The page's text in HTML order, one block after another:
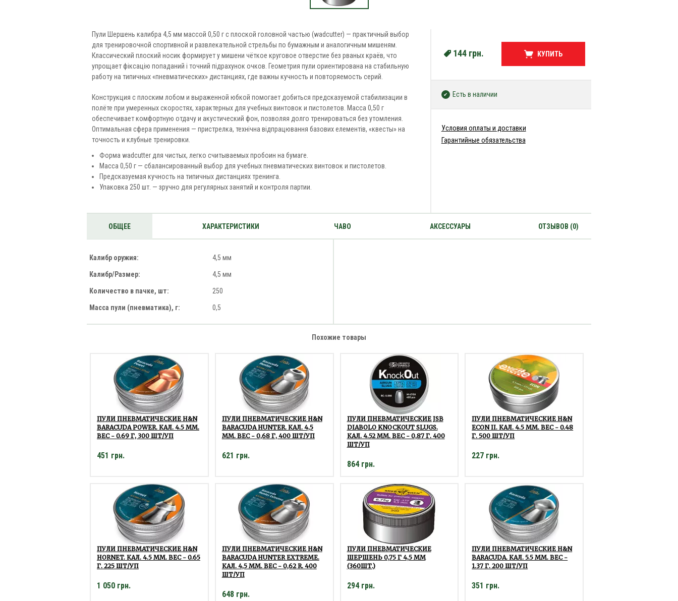
Пули Шершень калибра 4,5 мм массой 0,50 г с плоской головной частью (wadcutter) — практичный выбор
для тренировочной спортивной и развлекательной стрельбы по бумажным и аналогичным мишеням.
Классический плоский носик формирует у мишени чёткое круговое отверстие без рваных краёв, что
упрощает фіксацію попаданий і точний підрахунок очков. Геометрия пули ориентирована на стабильную
работу на типичных «пневматических» дистанциях, где важны кучность и повторяемость серий.
Конструкция с плоским лобом и выраженной юбкой помогает добиться предсказуемой стабилизации в
полёте при умеренных скоростях, характерных для учебных винтовок и пистолетов. Масса 0,50 г
обеспечивает комфортную отдачу и акустический фон, позволяя долго тренироваться без утомления.
Оптимальная сфера применения — пристрелка, технічна відпрацювання базових елементів, «квесты» на
точность и клубные тренировки.
Форма wadcutter для чистых, легко считываемых пробоин на бумаге.
Масса 0,50 г — сбалансированный выбор для учебных пневматических винтовок и пистолетов.
Предсказуемая кучность на типичных дистанциях тренинга.
Упаковка 250 шт. — зручно для регулярных занятий и контроля партии.
144 грн. КУПИТЬ
Есть в наличии
Условия оплаты и доставки
Гарантийные обязательства
ОБЩЕЕ ХАРАКТЕРИСТИКИ ЧАВО АКСЕССУАРЫ ОТЗЫВОВ (0)
Калибр оружия: 4,5 мм
Калибр/Размер: 4,5 мм
Количество в пачке, шт: 250
Масса пули (пневматика), г: 0,5
Похожие товары
ПУЛИ ПНЕВМАТИЧЕСКИЕ H&N
BARACUDA POWER. КАЛ. 4.5 ММ.
ВЕС - 0.69 Г, 300 ШТ/УП
451 грн.
ПУЛИ ПНЕВМАТИЧЕСКИЕ H&N
BARACUDA HUNTER. КАЛ. 4,5
ММ. ВЕС - 0,68 Г, 400 ШТ/УП
621 грн.
ПУЛИ ПНЕВМАТИЧЕСКИЕ JSB
DIABOLO KNOCKOUT SLUGS.
КАЛ. 4.52 ММ. ВЕС - 0,87 Г. 400
ШТ/УП
864 грн.
ПУЛИ ПНЕВМАТИЧЕСКИЕ H&N
ECON II. КАЛ. 4.5 ММ. ВЕС - 0.48
Г. 500 ШТ/УП
227 грн.
ПУЛИ ПНЕВМАТИЧЕСКИЕ H&N
HORNET. КАЛ. 4.5 ММ. ВЕС - 0.65
Г. 225 ШТ/УП
1 050 грн.
ПУЛИ ПНЕВМАТИЧЕСКИЕ H&N
BARACUDA HUNTER EXTREME.
КАЛ. 4,5 ММ. ВЕС - 0,62 R. 400
ШТ/УП
648 грн.
ПУЛИ ПНЕВМАТИЧЕСКИЕ
ШЕРШЕНЬ 0,75 Г 4,5 ММ
(360ШТ.)
294 грн.
ПУЛИ ПНЕВМАТИЧЕСКИЕ H&N
BARACUDA. КАЛ. 5.5 ММ. ВЕС -
1.37 Г. 200 ШТ/УП
351 грн.